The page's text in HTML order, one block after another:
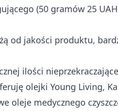
(50 gramów 25
od jakości produktu,
ilości
olejki Young Living,
oleje medycznego